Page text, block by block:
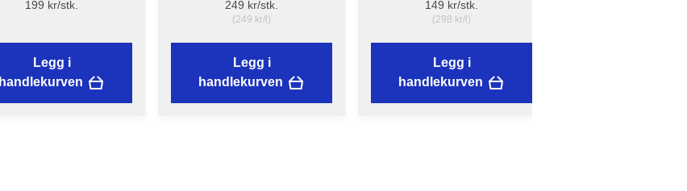
199 kr/stk.
Legg i
handlekurven
249 kr/stk.
(249 kr/l)
Legg i
handlekurven
149 kr/stk.
(298 kr/l)
Legg i
handlekurven